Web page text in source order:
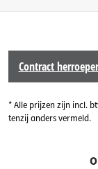
Contract
* Alle prijzen zijn incl.
tenzij anders vermeld.